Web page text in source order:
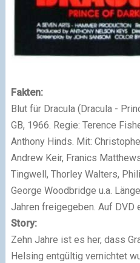
Fakten:
Blut für Dracula (Dracula -
GB, 1966. Regie: Terence
Anthony Hinds. Mit:
Andrew Keir, Franics
Tingwell, Thorley Walters,
George Woodbridge u.a.
Jahren freigegeben. Auf DVD
Story:
Zehn Jahre ist es her, dass
Helsing entgültig vernichtet